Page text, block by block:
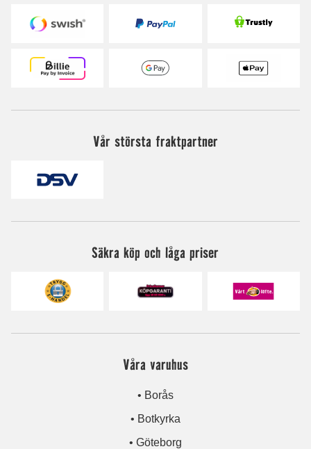
Vår största fraktpartner
Säkra köp och låga priser
Våra varuhus
• Borås
• Botkyrka
• Göteborg